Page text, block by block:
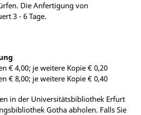
Die Anfertigung von
3 - 6 Tage.
€ 4,00; je weitere Kopie € 0,20
€ 8,00; je weitere Kopie € 0,40
in der Universitätsbibliothek Erfurt
Gotha abholen. Falls Sie